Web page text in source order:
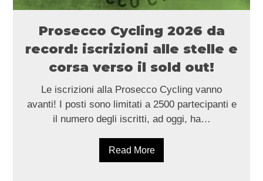
Prosecco Cycling 2026 da
record: iscrizioni alle stelle e
corsa verso il sold out!
Le iscrizioni alla Prosecco Cycling vanno
avanti! I posti sono limitati a 2500 partecipanti e
il numero degli iscritti, ad oggi, ha…
Read More